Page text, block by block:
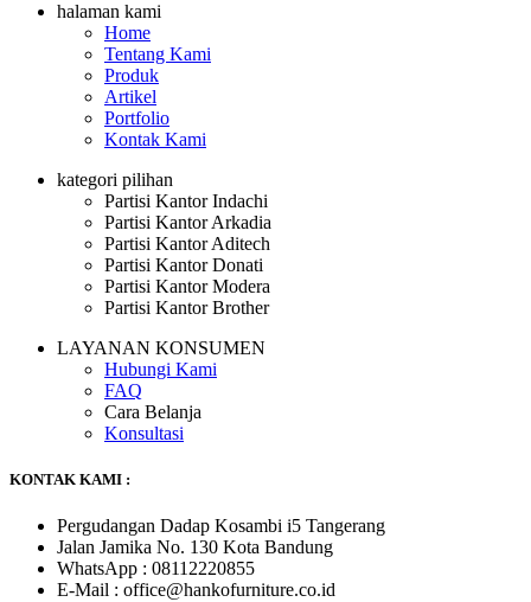
halaman kami
Home
Tentang Kami
Produk
Artikel
Portfolio
Kontak Kami
kategori pilihan
Partisi Kantor Indachi
Partisi Kantor Arkadia
Partisi Kantor Aditech
Partisi Kantor Donati
Partisi Kantor Modera
Partisi Kantor Brother
LAYANAN KONSUMEN
Hubungi Kami
FAQ
Cara Belanja
Konsultasi
KONTAK KAMI :
Pergudangan Dadap Kosambi i5 Tangerang
Jalan Jamika No. 130 Kota Bandung
WhatsApp : 08112220855
E-Mail : office@hankofurniture.co.id